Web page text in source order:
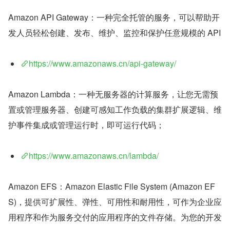
​Amazon API Gateway：一种完全托管的服务，可以帮助开
发人员轻松创建、发布、维护、监控和保护任意规模的 API
https://www.amazonaws.cn/api-gateway/
Amazon Lambda：一种无服务器的计算服务，让您无需预
置或管理服务器、创建可感知工作负载的集群扩展逻辑、维
护事件集成或管理运行时，即可运行代码；
https://www.amazonaws.cn/lambda/
Amazon EFS：Amazon Elastic File System (Amazon EF
S)，提供可扩展性、弹性、可用性和耐用性，可作为企业应
用程序和作为服务交付的应用程序的文件存储。为您的开发